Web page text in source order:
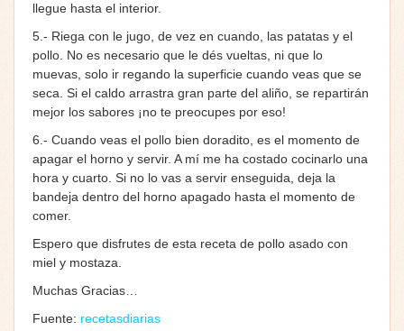
llegue hasta el interior.
5.- Riega con le jugo, de vez en cuando, las patatas y el
pollo. No es necesario que le dés vueltas, ni que lo
muevas, solo ir regando la superficie cuando veas que se
seca. Si el caldo arrastra gran parte del aliño, se repartirán
mejor los sabores ¡no te preocupes por eso!
6.- Cuando veas el pollo bien doradito, es el momento de
apagar el horno y servir. A mí me ha costado cocinarlo una
hora y cuarto. Si no lo vas a servir enseguida, deja la
bandeja dentro del horno apagado hasta el momento de
comer.
Espero que disfrutes de esta receta de pollo asado con
miel y mostaza.
Muchas Gracias…
Fuente: recetasdiarias